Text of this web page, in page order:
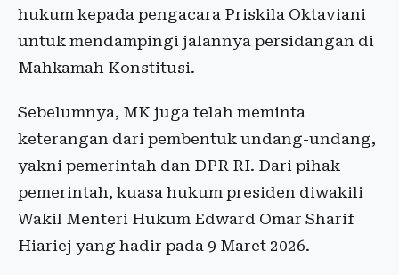
hukum kepada pengacara Priskila Oktaviani
untuk mendampingi jalannya persidangan di
Mahkamah Konstitusi.
Sebelumnya, MK juga telah meminta
keterangan dari pembentuk undang-undang,
yakni pemerintah dan DPR RI. Dari pihak
pemerintah, kuasa hukum presiden diwakili
Wakil Menteri Hukum Edward Omar Sharif
Hiariej yang hadir pada 9 Maret 2026.